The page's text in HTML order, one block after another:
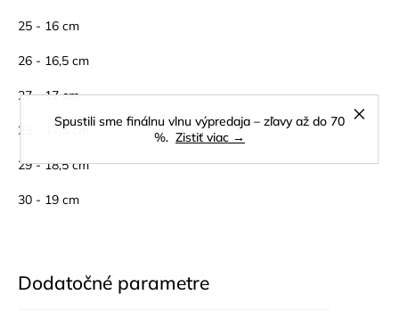
Spustili sme finálnu vlnu výpredaja – zľavy až do 70
%. Zistiť viac →
25 - 16 cm
26 - 16,5 cm
27 - 17 cm
28 - 17,5 cm
29 - 18,5 cm
30 - 19 cm
Dodatočné parametre